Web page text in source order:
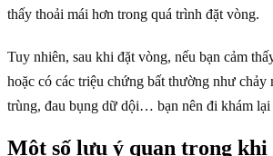
thấy thoải mái hơn trong quá trình đặt vòng.
Tuy nhiên, sau khi đặt vòng, nếu bạn cảm
hoặc có các triệu chứng bất thường như chảy
trùng, đau bụng dữ dội… bạn nên đi khám lại
Một số lưu ý quan trọng khi